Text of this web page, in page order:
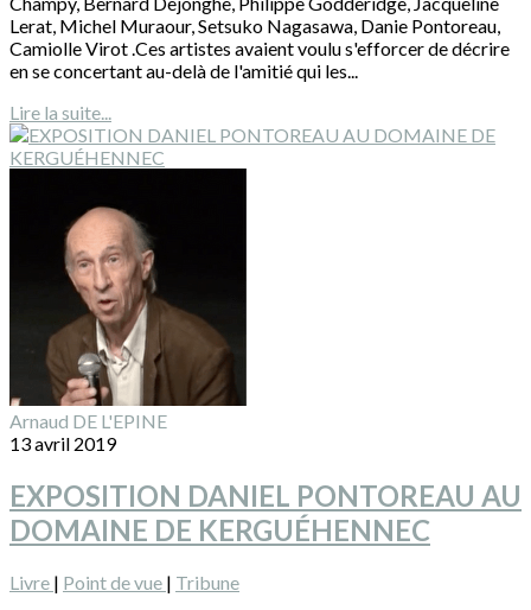
Lerat, Michel Muraour, Setsuko Nagasawa, Danie Pontoreau,
Camiolle Virot .Ces artistes avaient voulu s'efforcer de décrire
en se concertant au-delà de l'amitié qui les...
Lire la suite...
Arnaud DE L'EPINE
13 avril 2019
EXPOSITION DANIEL PONTOREAU AU
DOMAINE DE KERGUÉHENNEC
Livre | Point de vue | Tribune